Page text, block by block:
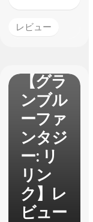
レビュー
【グラ
ンブル
ーファ
ンタジ
ー: リ
リン
ク】レ
ビュー